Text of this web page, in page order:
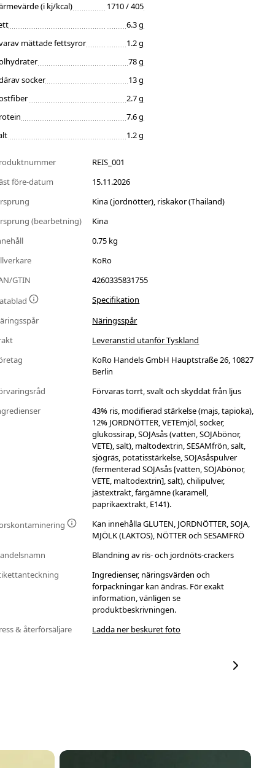
(i kj/kcal)
1710 / 405
6.3 g
mättade fettsyror
1.2 g
78 g
socker
13 g
2.7 g
7.6 g
1.2 g
REIS_001
före-datum
15.11.2026
Kina (jordnötter), riskakor (Thailand)
(bearbetning)
Kina
0.75 kg
KoRo
GTIN
4260335831755
Specifikation
Näringsspår
Leveranstid utanför Tyskland
KoRo Handels GmbH Hauptstraße 26, 10827
Berlin
Förvaras torrt, svalt och skyddat från ljus
43% ris, modifierad stärkelse (majs, tapioka),
12% JORDNÖTTER, VETEmjöl, socker,
glukossirap, SOJAsås (vatten, SOJAbönor,
VETE), salt), maltodextrin, SESAMfrön, salt,
sjögräs, potatisstärkelse, SOJAsåspulver
(fermenterad SOJAsås [vatten, SOJAbönor,
VETE, maltodextrin], salt), chilipulver,
jästextrakt, färgämne (karamell,
paprikaextrakt, E141).
Kan innehålla GLUTEN, JORDNÖTTER, SOJA,
MJÖLK (LAKTOS), NÖTTER och SESAMFRÖ
Blandning av ris- och jordnöts-crackers
Ingredienser, näringsvärden och
förpackningar kan ändras. För exakt
information, vänligen se
produktbeskrivningen.
& återförsäljare
Ladda ner beskuret foto